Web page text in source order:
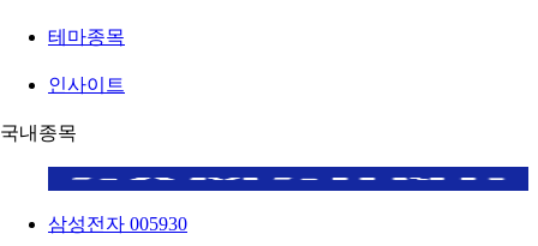
테마종목
인사이트
국내종목
삼성전자 005930